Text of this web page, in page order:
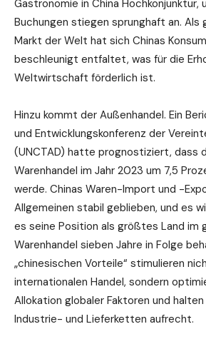
Gastronomie in China Hochkonjunktur,
Buchungen stiegen sprunghaft an.
Markt der Welt hat sich Chinas
beschleunigt entfaltet, was für die
Weltwirtschaft förderlich ist.
Hinzu kommt der Außenhandel. Ein
und Entwicklungskonferenz der
(UNCTAD) hatte prognostiziert, dass
Warenhandel im Jahr 2023 um 7,5
werde. Chinas Waren-Import und -
Allgemeinen stabil geblieben, und es
es seine Position als größtes Land im
Warenhandel sieben Jahre in Folge
„chinesischen Vorteile“ stimulieren
internationalen Handel, sondern
Allokation globaler Faktoren und
Industrie- und Lieferketten aufrecht.